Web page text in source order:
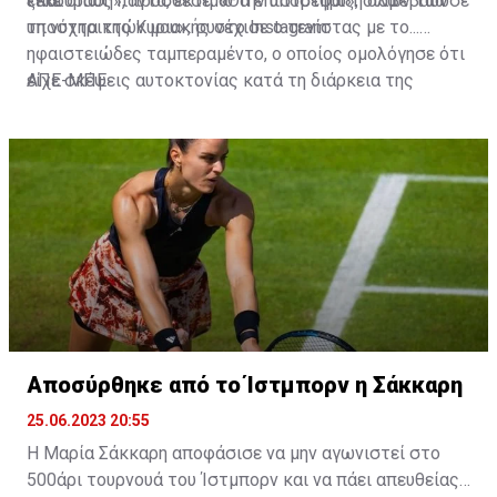
τη νύχτα της Κυριακής στο Instagram.
υποστηρικτών μου», συνέχισε ο τενίστας με το...
ηφαιστειώδες ταμπεραμέντο, ο οποίος ομολόγησε ότι
είχε σκέψεις αυτοκτονίας κατά τη διάρκεια της
ΑΠΕ-ΜΠΕ
Αποσύρθηκε από το Ίστμπορν η Σάκκαρη
25.06.2023 20:55
Η Μαρία Σάκκαρη αποφάσισε να μην αγωνιστεί στο
500άρι τουρνουά του Ίστμπορν και να πάει απευθείας